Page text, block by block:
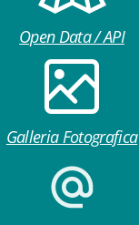
Open Data / API
Galleria Fotografica